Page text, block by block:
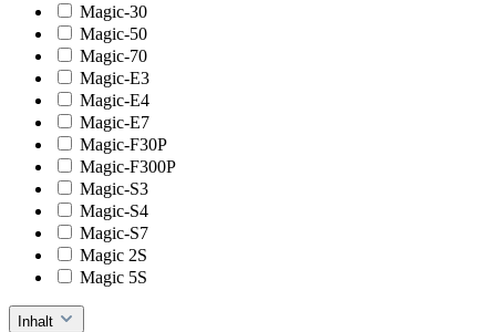
Magic-30
Magic-50
Magic-70
Magic-E3
Magic-E4
Magic-E7
Magic-F30P
Magic-F300P
Magic-S3
Magic-S4
Magic-S7
Magic 2S
Magic 5S
Inhalt